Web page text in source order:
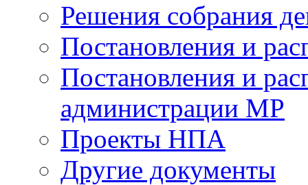
Решения собрания
Постановления и
Постановления и
администрации МР
Проекты НПА
Другие документы